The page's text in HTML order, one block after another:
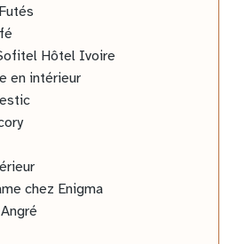
Hôtel Ivoire
en intérieur
chez Enigma